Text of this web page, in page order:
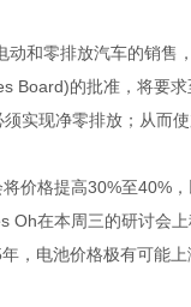
零排放汽车的销售
Board)的批准，将要
实现净零排放；从而
格提高30%至40%
在本周三的研讨会
，电池价格极有可能上